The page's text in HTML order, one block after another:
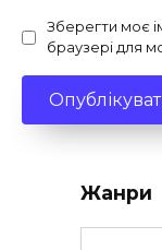
Зберегти моє
браузері для
Жанри